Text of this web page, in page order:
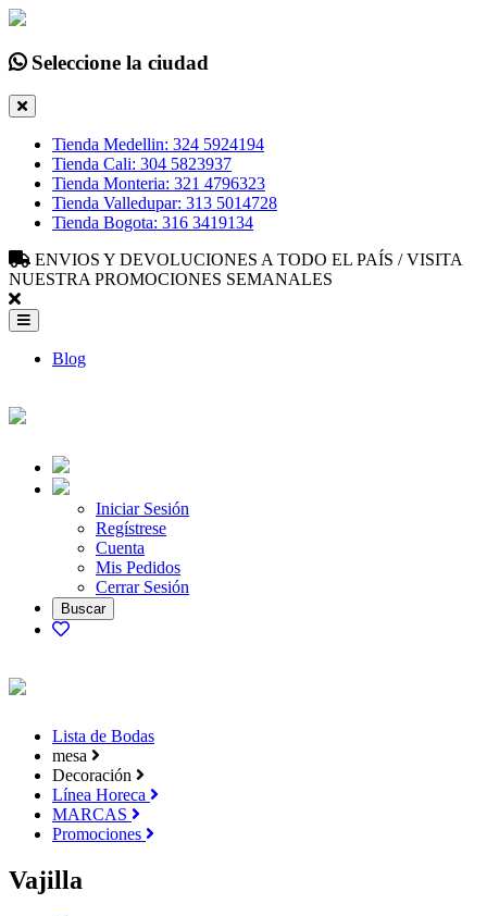
Seleccione la ciudad
Tienda Medellin: 324 5924194
Tienda Cali: 304 5823937
Tienda Monteria: 321 4796323
Tienda Valledupar: 313 5014728
Tienda Bogota: 316 3419134
ENVIOS Y DEVOLUCIONES A TODO EL PAÍS / VISITA
NUESTRA PROMOCIONES SEMANALES
Blog
Iniciar Sesión
Regístrese
Cuenta
Mis Pedidos
Cerrar Sesión
Lista de Bodas
mesa
Decoración
Línea Horeca
MARCAS
Promociones
Vajilla